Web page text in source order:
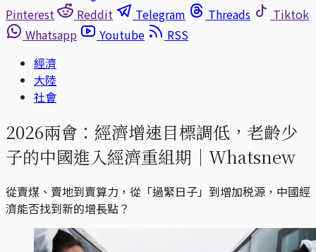
Pinterest
Reddit Telegram Threads
Tiktok
Whatsapp
Youtube
RSS
經濟
大陸
社會
2026兩會：經濟增速目標調低，老齡少
子的中國進入經濟重組期｜Whatsnew
從賣煤、賣地到賣算力，從「過緊日子」到增加税源，中國經
濟能否找到新的增長點？